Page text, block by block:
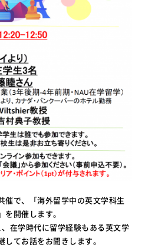
催で、「海外留学中の英文学科生
開催します。
在学時代に留学経験もある英文学
てお話をお聞きします。